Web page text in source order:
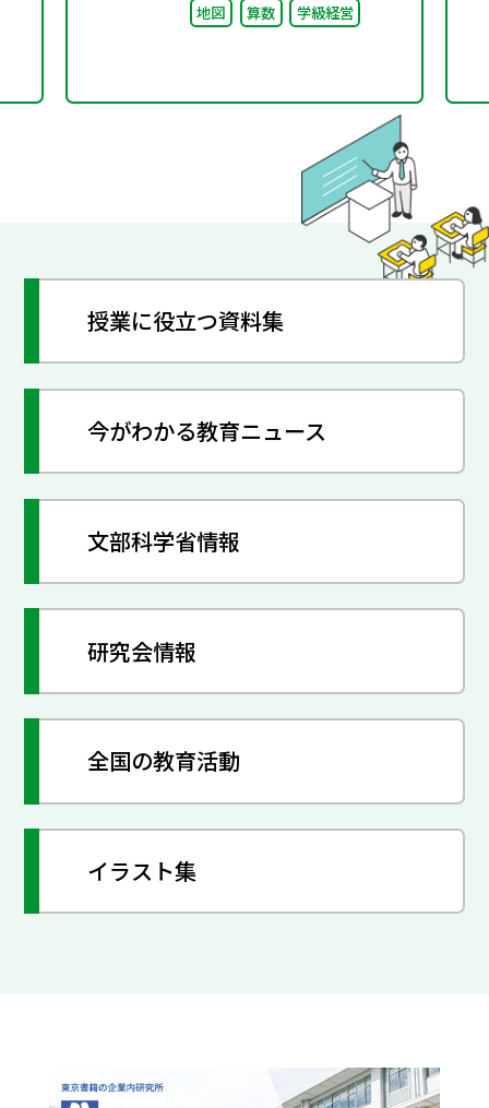
地図
算数 学級経営
授業に役立つ資料集
今がわかる教育ニュース
文部科学省情報
研究会情報
全国の教育活動
イラスト集